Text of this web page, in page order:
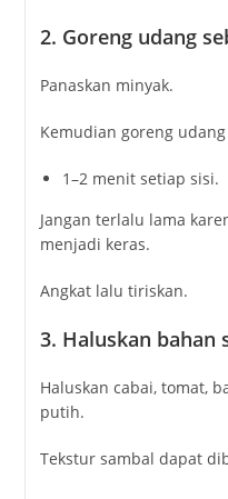
2. Goreng udang
Panaskan minyak.
Kemudian goreng
1–2 menit setiap sisi.
Jangan terlalu lama
menjadi keras.
Angkat lalu tiriskan.
3. Haluskan bahan
Haluskan cabai, tomat,
putih.
Tekstur sambal dapat